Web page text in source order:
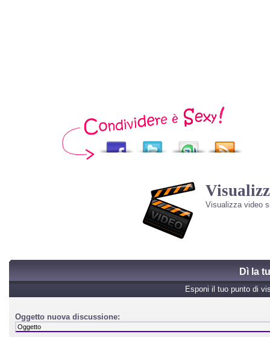
Visualizza video
Dì la
Esponi il tuo punto di
Oggetto nuova discussione: